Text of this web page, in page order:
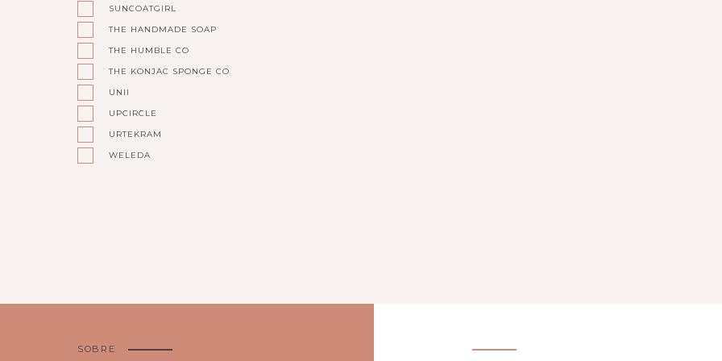
SUNCOATGIRL
THE HANDMADE SOAP
THE HUMBLE CO
THE KONJAC SPONGE CO
UNII
UPCIRCLE
URTEKRAM
WELEDA
SOBRE